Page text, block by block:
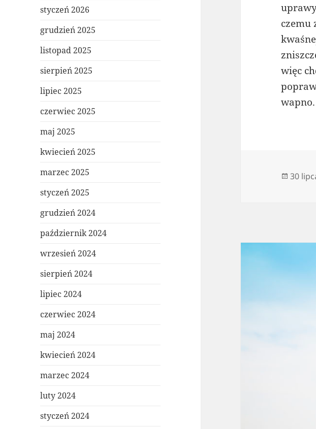
styczeń 2026
grudzień 2025
listopad 2025
sierpień 2025
lipiec 2025
czerwiec 2025
maj 2025
kwiecień 2025
marzec 2025
styczeń 2025
grudzień 2024
październik 2024
wrzesień 2024
sierpień 2024
lipiec 2024
czerwiec 2024
maj 2024
kwiecień 2024
marzec 2024
luty 2024
styczeń 2024
czemu
więc
wapno.
Data
30